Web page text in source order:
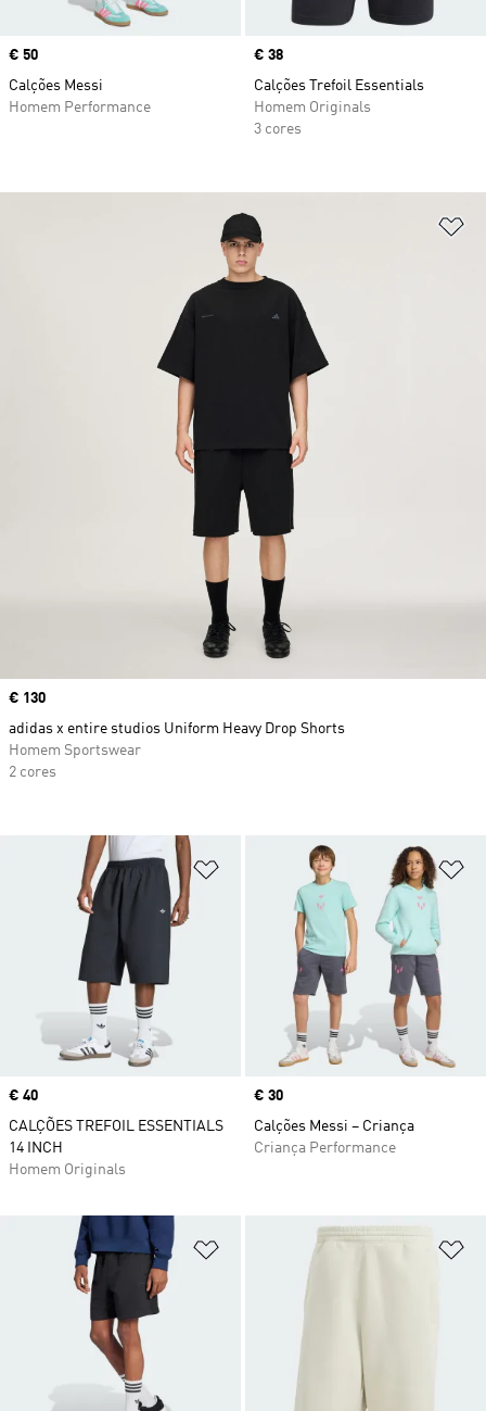
Price
€ 50
Calções Messi
Homem Performance
Price
€ 38
Calções Trefoil Essentials
Homem Originals
3 cores
Adicionar à Lista de Desejos
Price
€ 40
CALÇÕES TREFOIL ESSENTIALS
14 INCH
Homem Originals
Price
€ 30
Calções Messi – Criança
Criança Performance
Adicionar à Lista de Desejos
Price
€ 130
adidas x entire studios Uniform Heavy Drop Shorts
Homem Sportswear
2 cores